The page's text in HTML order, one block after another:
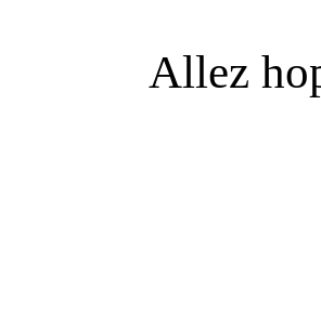
Allez